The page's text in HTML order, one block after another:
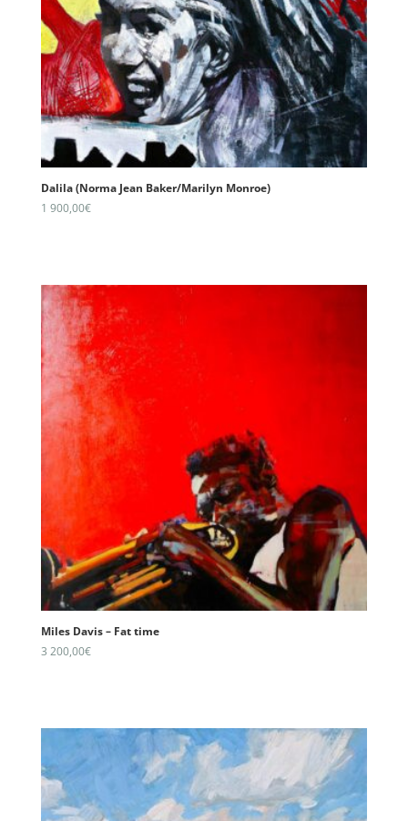
Dalila (Norma Jean Baker/Marilyn Monroe)
1 900,00€
Miles Davis – Fat time
3 200,00€